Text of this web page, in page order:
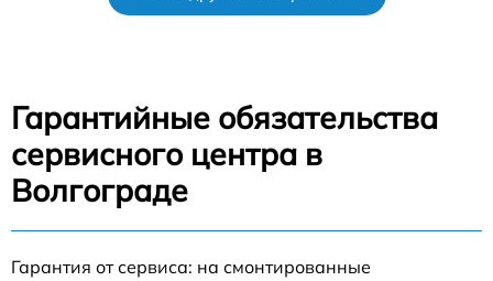
Гарантийные обязательства
сервисного центра в
Волгограде
Гарантия от сервиса: на смонтированные